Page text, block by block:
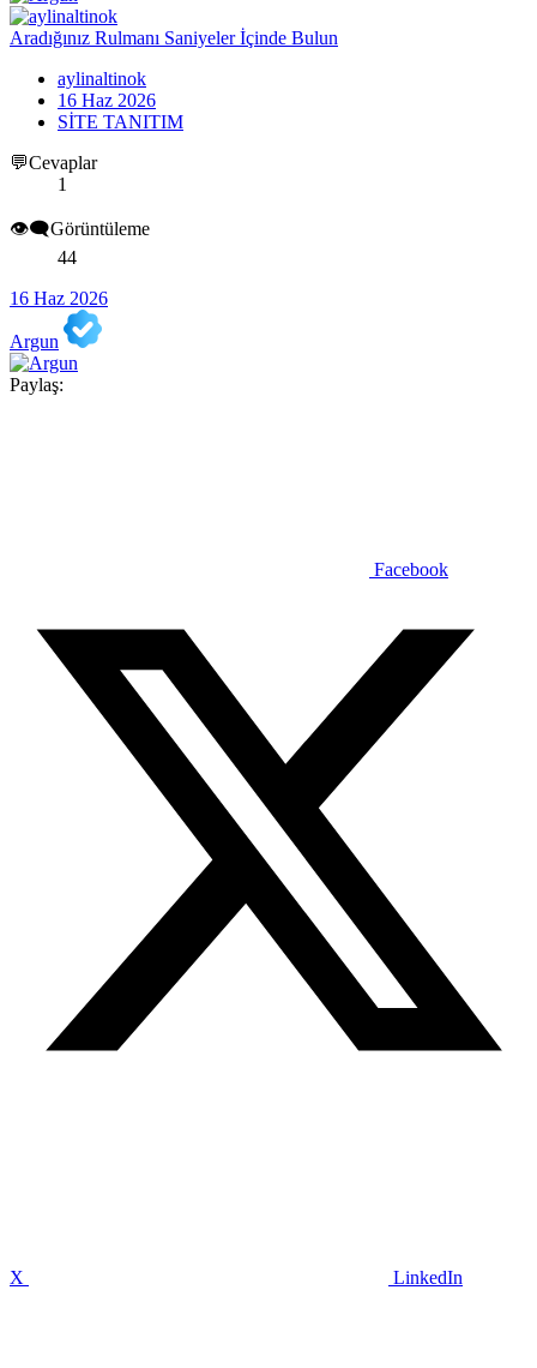
Aradığınız Rulmanı Saniyeler İçinde Bulun
aylinaltinok
16 Haz 2026
SİTE TANITIM
💬Cevaplar
1
👁️‍🗨️Görüntüleme
44
16 Haz 2026
Argun
Paylaş:
Facebook
X LinkedIn